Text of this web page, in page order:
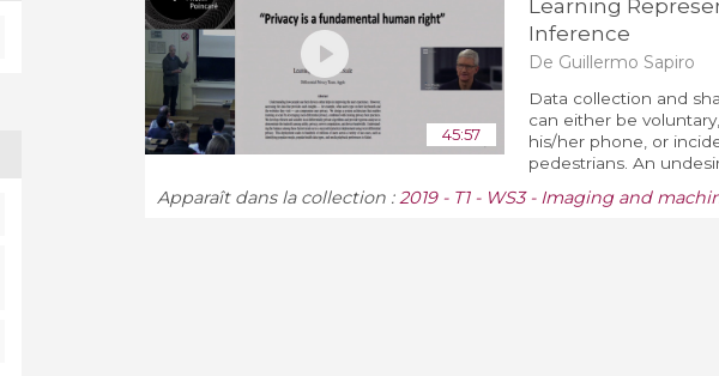
45:57
Learning
Inference
De Guillermo Sapiro
Data collection and
can either be
his/her phone, or
pedestrians. An
Apparaît dans la collection :2019 - T1 - WS3 - Imaging and